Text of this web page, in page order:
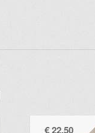
€22,50